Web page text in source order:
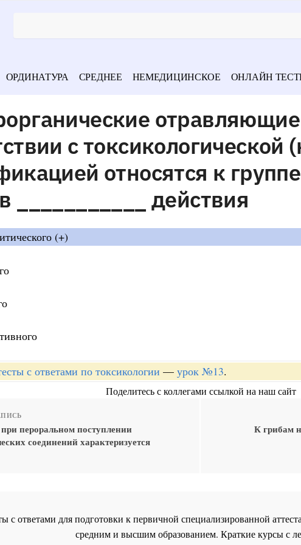
ОРДИНАТУРА СРЕДНЕЕ НЕМЕДИЦИНСКОЕ ОНЛАЙН
с токсикологической
относятся к
___________ действия
(+)
с ответами по токсикологии — урок №13.
Поделитесь с коллегами ссылкой на наш сайт
пероральном поступлении
соединений характеризуется
К грибам
с ответами для подготовки к первичной специализированной
средним и высшим образованием. Краткие курсы с